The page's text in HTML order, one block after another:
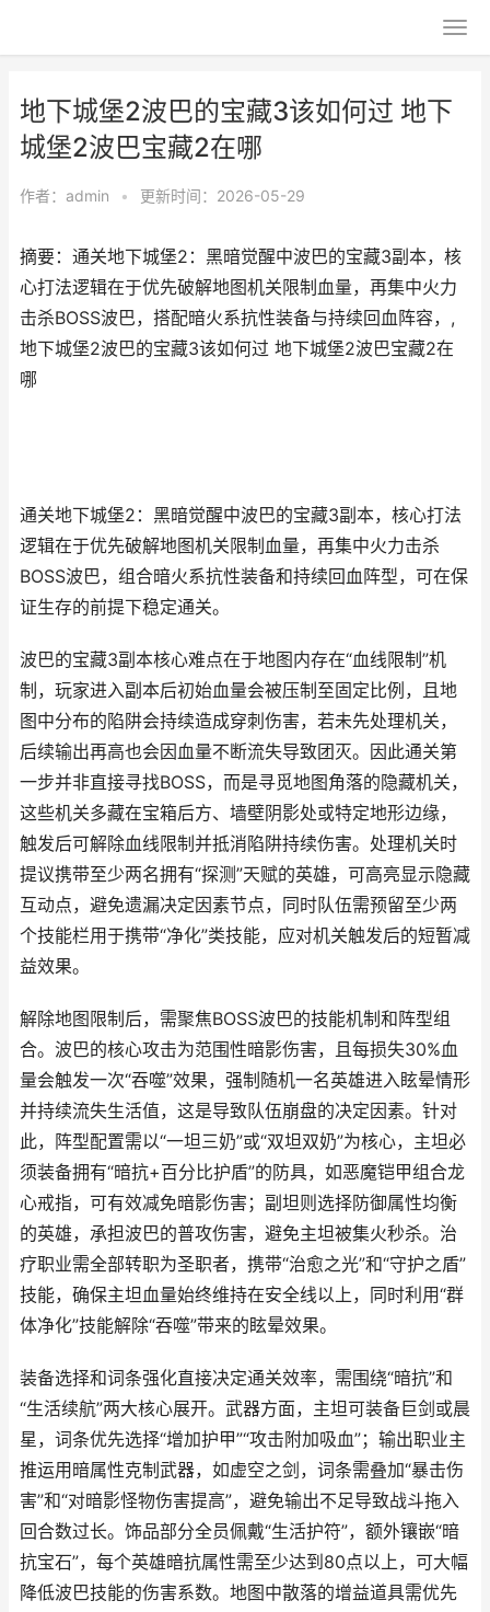
地下城堡2波巴的宝藏3该如何过 地下
城堡2波巴宝藏2在哪
作者： admin • 更新时间：2026-05-29
摘要：通关地下城堡2：黑暗觉醒中波巴的宝藏3副本，核
心打法逻辑在于优先破解地图机关限制血量，再集中火力
击杀BOSS波巴，搭配暗火系抗性装备与持续回血阵容，,
地下城堡2波巴的宝藏3该如何过 地下城堡2波巴宝藏2在
哪
通关地下城堡2：黑暗觉醒中波巴的宝藏3副本，核心打法
逻辑在于优先破解地图机关限制血量，再集中火力击杀
BOSS波巴，组合暗火系抗性装备和持续回血阵型，可在保
证生存的前提下稳定通关。
波巴的宝藏3副本核心难点在于地图内存在“血线限制”机
制，玩家进入副本后初始血量会被压制至固定比例，且地
图中分布的陷阱会持续造成穿刺伤害，若未先处理机关，
后续输出再高也会因血量不断流失导致团灭。因此通关第
一步并非直接寻找BOSS，而是寻觅地图角落的隐藏机关，
这些机关多藏在宝箱后方、墙壁阴影处或特定地形边缘，
触发后可解除血线限制并抵消陷阱持续伤害。处理机关时
提议携带至少两名拥有“探测”天赋的英雄，可高亮显示隐藏
互动点，避免遗漏决定因素节点，同时队伍需预留至少两
个技能栏用于携带“净化”类技能，应对机关触发后的短暂减
益效果。
解除地图限制后，需聚焦BOSS波巴的技能机制和阵型组
合。波巴的核心攻击为范围性暗影伤害，且每损失30%血
量会触发一次“吞噬”效果，强制随机一名英雄进入眩晕情形
并持续流失生活值，这是导致队伍崩盘的决定因素。针对
此，阵型配置需以“一坦三奶”或“双坦双奶”为核心，主坦必
须装备拥有“暗抗+百分比护盾”的防具，如恶魔铠甲组合龙
心戒指，可有效减免暗影伤害；副坦则选择防御属性均衡
的英雄，承担波巴的普攻伤害，避免主坦被集火秒杀。治
疗职业需全部转职为圣职者，携带“治愈之光”和“守护之盾”
技能，确保主坦血量始终维持在安全线以上，同时利用“群
体净化”技能解除“吞噬”带来的眩晕效果。
装备选择和词条强化直接决定通关效率，需围绕“暗抗”和
“生活续航”两大核心展开。武器方面，主坦可装备巨剑或晨
星，词条优先选择“增加护甲”“攻击附加吸血”；输出职业主
推运用暗属性克制武器，如虚空之剑，词条需叠加“暴击伤
害”和“对暗影怪物伤害提高”，避免输出不足导致战斗拖入
回合数过长。饰品部分全员佩戴“生活护符”，额外镶嵌“暗
抗宝石”，每个英雄暗抗属性需至少达到80点以上，可大幅
降低波巴技能的伤害系数。地图中散落的增益道具需优先